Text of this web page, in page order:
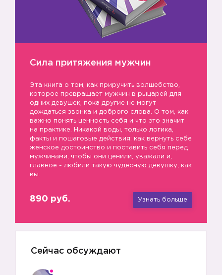
Сила притяжения мужчин
Эта книга о том, как приручить волшебство,
которое превращает мужчин в рыцарей для
одних девушек, пока другие не могут
дождаться звонка и доброго слова. О том, как
важно понять ценность себя и что это значит
на практике. Никакой воды, только логика,
факты и пошаговые действия: как вернуть себе
женское достоинство и поставить себя перед
мужчинами, чтобы они ценили, уважали и,
главное - любили такую чудесную девушку, как
вы.
890 руб. Узнать больше
Сейчас обсуждают